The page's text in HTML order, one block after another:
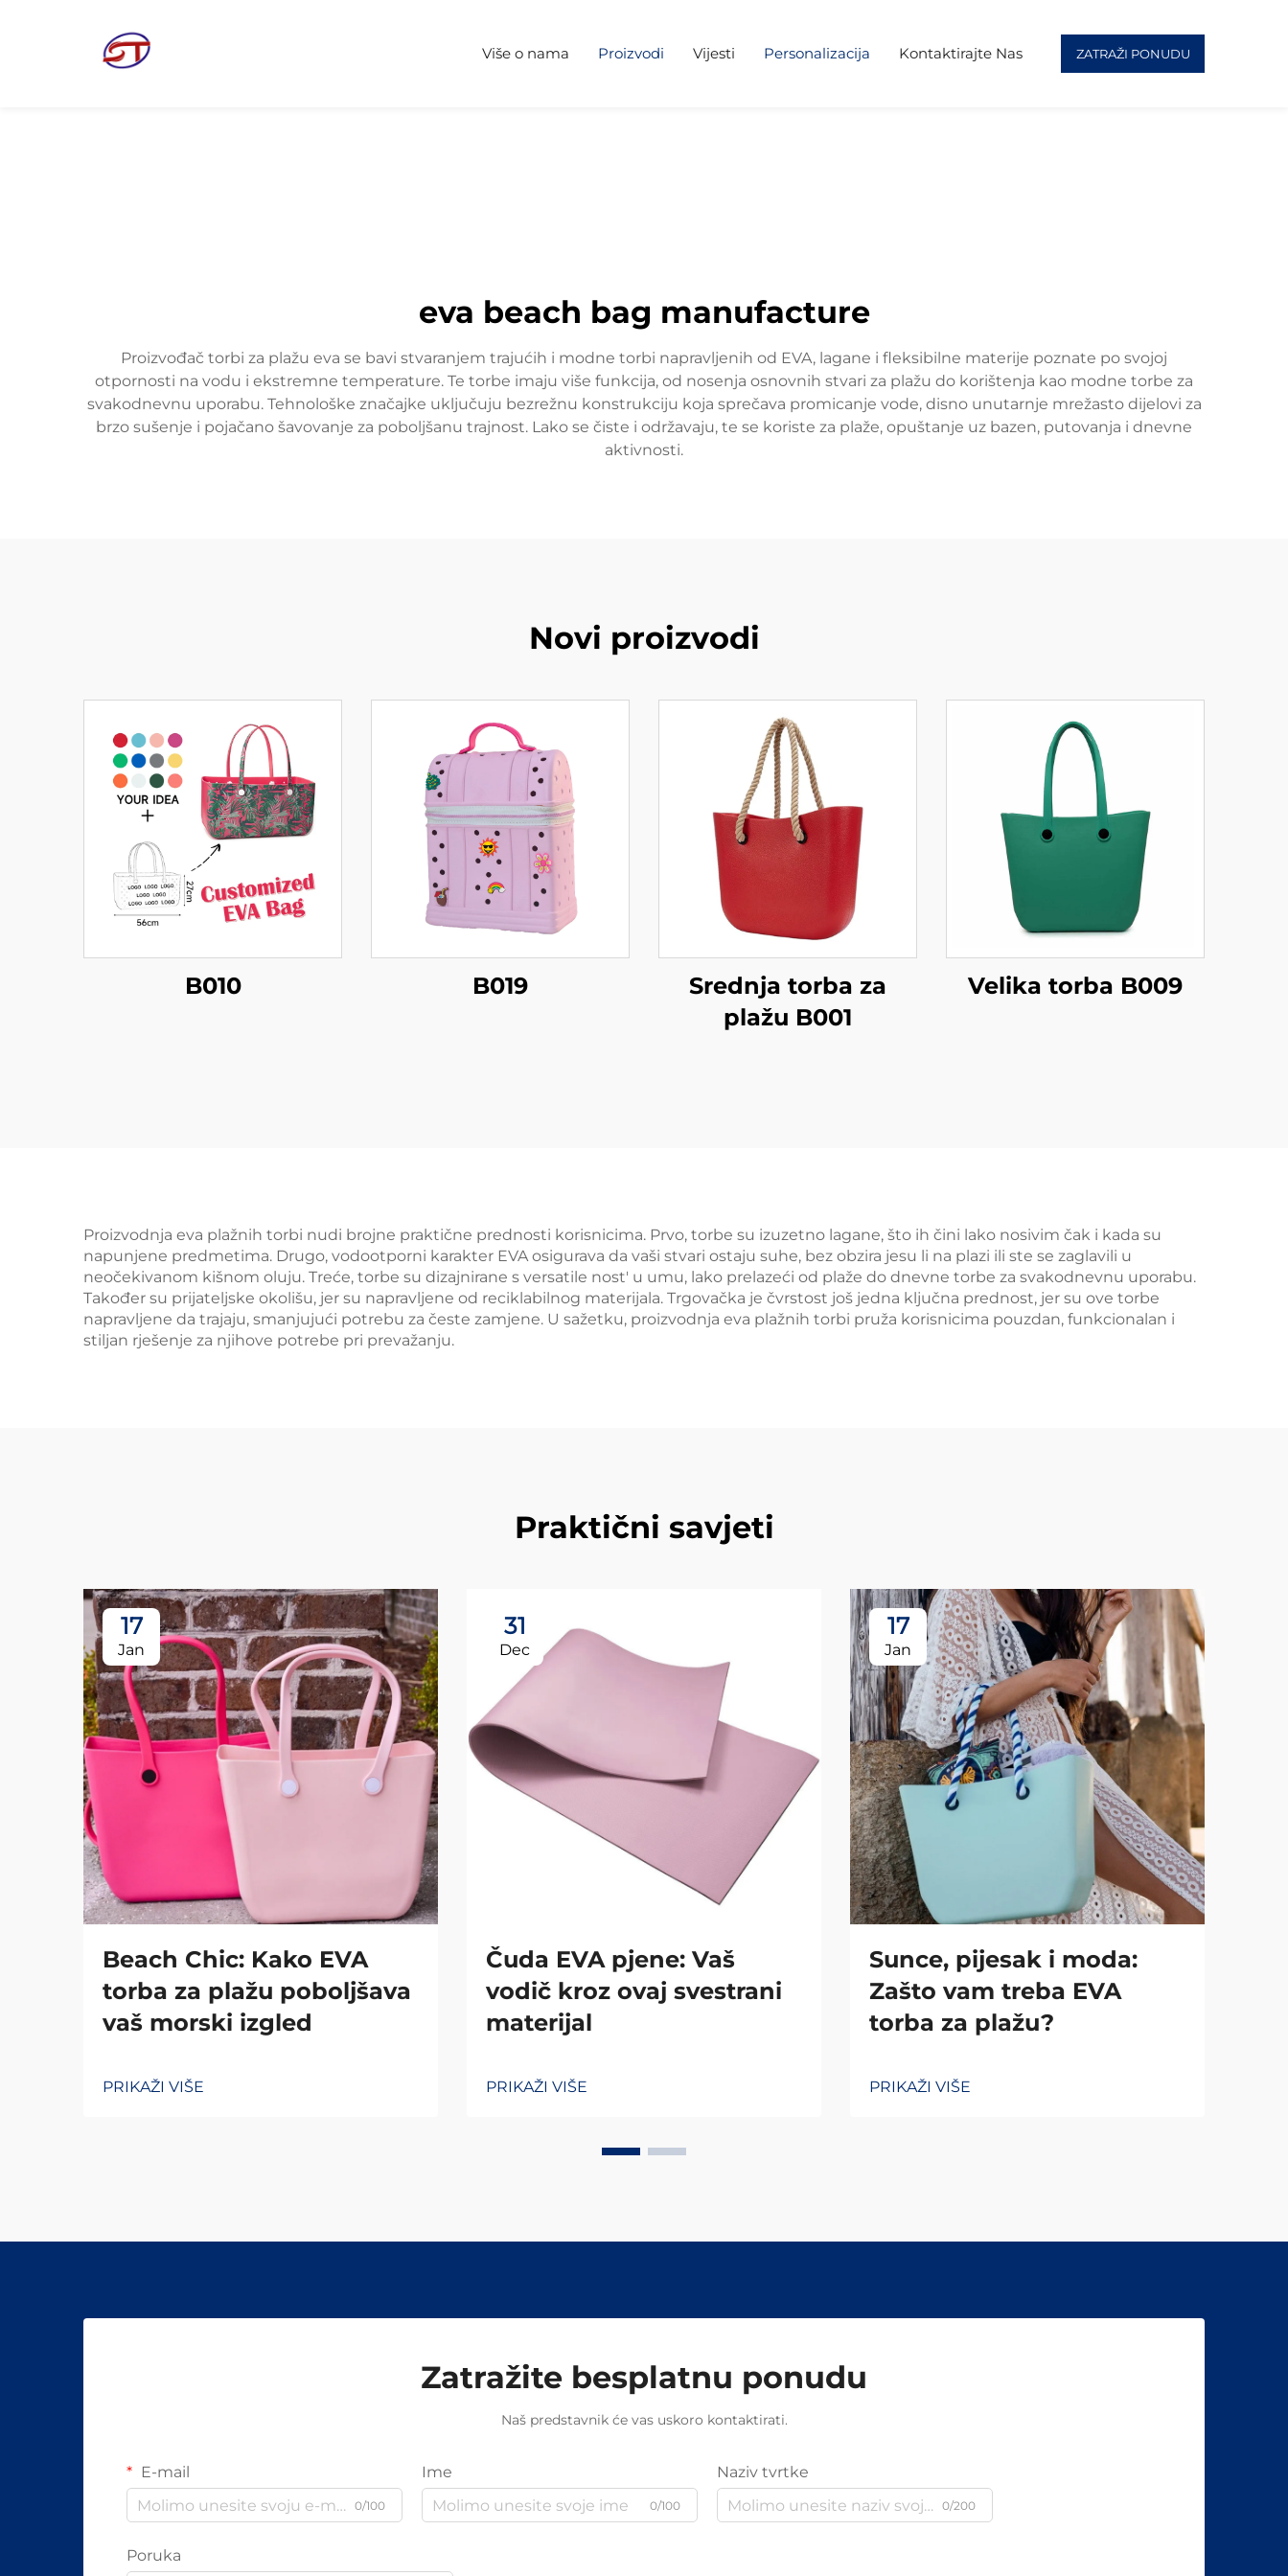
Više o nama Proizvodi Vijesti Personalizacija Kontaktirajte Nas ZATRAŽI PONUDU
eva beach bag manufacture
Proizvođač torbi za plažu eva se bavi stvaranjem trajućih i modne torbi napravljenih od EVA, lagane i fleksibilne materije poznate po svojoj
otpornosti na vodu i ekstremne temperature. Te torbe imaju više funkcija, od nosenja osnovnih stvari za plažu do korištenja kao modne torbe za
svakodnevnu uporabu. Tehnološke značajke uključuju bezrežnu konstrukciju koja sprečava promicanje vode, disno unutarnje mrežasto dijelovi za
brzo sušenje i pojačano šavovanje za poboljšanu trajnost. Lako se čiste i održavaju, te se koriste za plaže, opuštanje uz bazen, putovanja i dnevne
aktivnosti.
Novi proizvodi
B010 B019
Srednja torba za
plažu B001
Velika torba B009
Proizvodnja eva plažnih torbi nudi brojne praktične prednosti korisnicima. Prvo, torbe su izuzetno lagane, što ih čini lako nosivim čak i kada su
napunjene predmetima. Drugo, vodootporni karakter EVA osigurava da vaši stvari ostaju suhe, bez obzira jesu li na plazi ili ste se zaglavili u
neočekivanom kišnom oluju. Treće, torbe su dizajnirane s versatile nost' u umu, lako prelazeći od plaže do dnevne torbe za svakodnevnu uporabu.
Također su prijateljske okolišu, jer su napravljene od reciklabilnog materijala. Trgovačka je čvrstost još jedna ključna prednost, jer su ove torbe
napravljene da trajaju, smanjujući potrebu za česte zamjene. U sažetku, proizvodnja eva plažnih torbi pruža korisnicima pouzdan, funkcionalan i
stiljan rješenje za njihove potrebe pri prevažanju.
Praktični savjeti
17
Jan
Beach Chic: Kako EVA
torba za plažu poboljšava
vaš morski izgled
PRIKAŽI VIŠE
31
Dec
Čuda EVA pjene: Vaš
vodič kroz ovaj svestrani
materijal
PRIKAŽI VIŠE
17
Jan
Sunce, pijesak i moda:
Zašto vam treba EVA
torba za plažu?
PRIKAŽI VIŠE
Zatražite besplatnu ponudu
Naš predstavnik će vas uskoro kontaktirati.
E-mail
0/100
Ime
0/100
Naziv tvrtke
0/200
Poruka